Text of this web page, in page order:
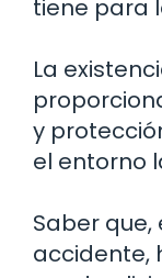
tiene para
La
y
el entorno
Saber
accidente,